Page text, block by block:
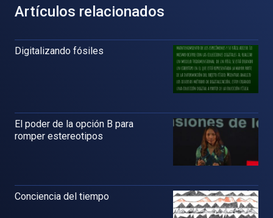
Artículos relacionados
Digitalizando fósiles
El poder de la opción B para
romper estereotipos
Conciencia del tiempo